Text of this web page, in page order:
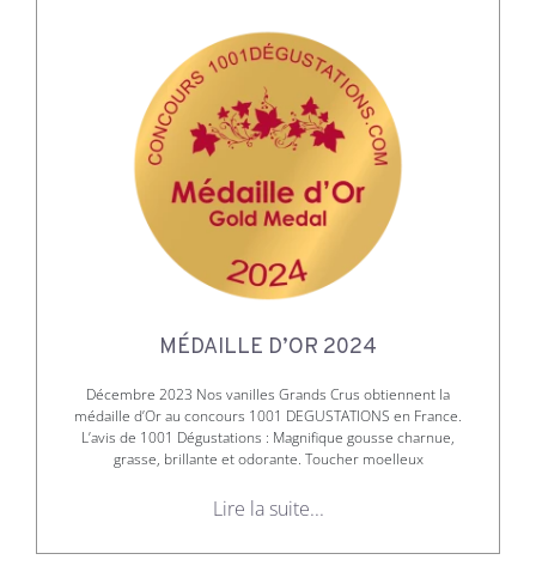
MÉDAILLE D’OR 2024
Décembre 2023 Nos vanilles Grands Crus obtiennent la
médaille d’Or au concours 1001 DEGUSTATIONS en France.
L’avis de 1001 Dégustations : Magnifique gousse charnue,
grasse, brillante et odorante. Toucher moelleux
Lire la suite...